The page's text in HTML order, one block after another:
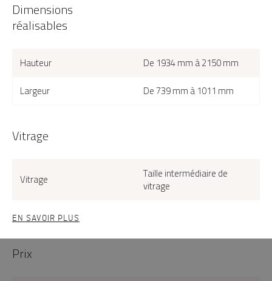
Dimensions
réalisables
Hauteur
De 1934 mm à 2150 mm
Largeur
De 739 mm à 1011 mm
Vitrage
Vitrage Taille intermédiaire de
vitrage
EN SAVOIR PLUS
Prix